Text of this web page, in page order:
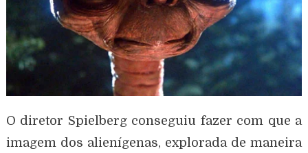
O diretor Spielberg conseguiu fazer com que a
imagem dos alienígenas, explorada de maneira